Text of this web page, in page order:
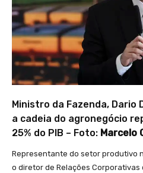
Ministro da Fazenda, Dario
a cadeia do agronegócio
25% do PIB – Foto: Marcelo
Representante do setor produtivo
o diretor de Relações